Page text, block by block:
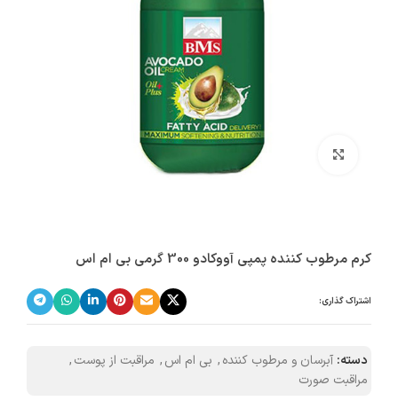
بزرگنمایی تصویر
کرم مرطوب کننده پمپی آووکادو 300 گرمی بی ام اس
اشتراک گذاری:
دسته: آبرسان و مرطوب کننده, بی ام اس, مراقبت از پوست,
مراقبت صورت